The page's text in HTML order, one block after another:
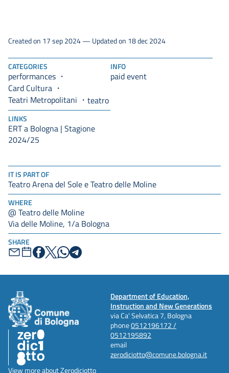
IT IS PART OF
Teatro Arena del Sole e Teatro delle Moline
WHERE
@ Teatro delle Moline
Via delle Moline, 1/a Bologna
SHARE
CATEGORIES
performances
Card Cultura
Teatri Metropolitani
teatro
INFO
paid event
LINKS
ERT a Bologna | Stagione
2024/25
Created on 17 sep 2024 — Updated on 18 dec 2024
Department of Education,
Instruction and New Generations
via Ca' Selvatica 7, Bologna
phone0512196172 /
0512195892
email
zerodiciotto@comune.bologna.it
View more about Zerodiciotto